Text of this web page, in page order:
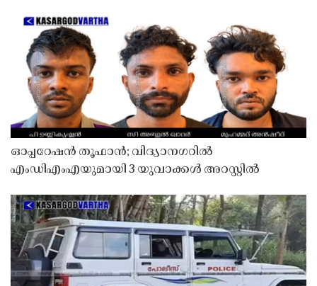
ഓപ്പറേഷൻ തൂഫാൻ; വിദ്യാനഗറിൽ
എംഡിഎംഎയുമായി 3 യുവാക്കൾ അറസ്റ്റിൽ